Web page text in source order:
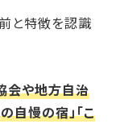
と特徴を認識
会や地方自治
自慢の宿」「こ